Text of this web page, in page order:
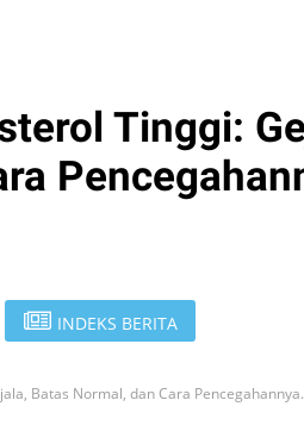
Tinggi:
INDEKS BERITA
Batas Normal, dan Cara Pencegahannya.